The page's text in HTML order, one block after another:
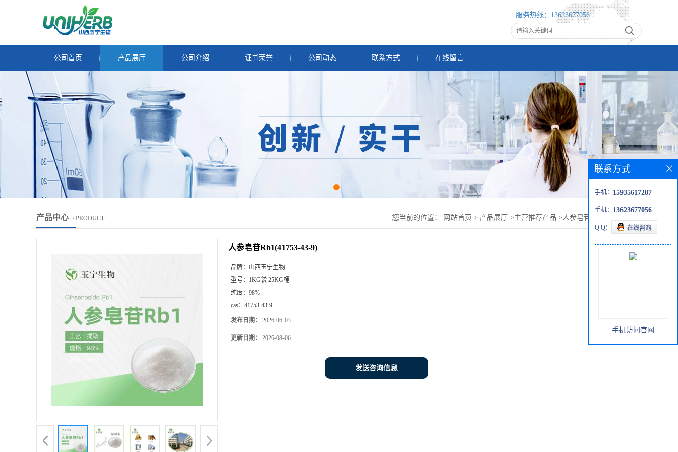
服务热线： 13623677056
公司首页 产品展厅 公司介绍 证书荣誉 公司动态 联系方式 在线留言
产品中心 / PRODUCT 您当前的位置： 网站首页 > 产品展厅 >主营推荐产品 >人参皂苷RB1(41753-43-9)
人参皂苷Rb1(41753-43-9)
品牌： 山西玉宁生物
型号： 1KG袋 25KG桶
纯度： 98%
cas： 41753-43-9
发布日期： 2026-06-03
更新日期： 2026-08-06
发送咨询信息
联系方式
手机： 15935617287
手机： 13623677056
Q Q：
手机访问官网